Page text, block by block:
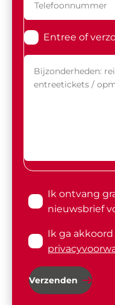
Entree of
Ik ontvang
nieuwsbrief
Ik ga
Verzenden